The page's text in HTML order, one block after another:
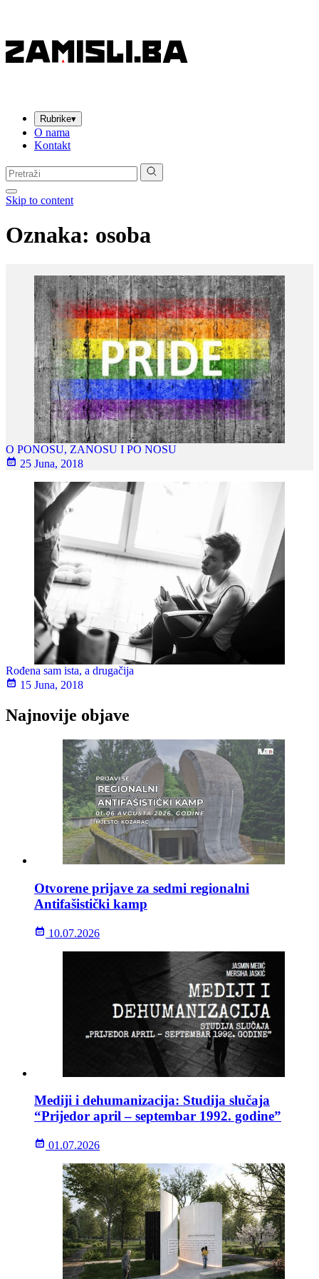
Rubrike▾
O nama
Kontakt
Pretraga:
Skip to content
Oznaka: osoba
O PONOSU, ZANOSU I PO NOSU
25 Juna, 2018
Rođena sam ista, a drugačija
15 Juna, 2018
Najnovije objave
Otvorene prijave za sedmi regionalni
Antifašistički kamp
10.07.2026
Mediji i dehumanizacija: Studija slučaja
“Prijedor april – septembar 1992. godine”
01.07.2026